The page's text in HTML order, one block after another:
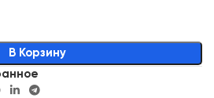
В Корзину